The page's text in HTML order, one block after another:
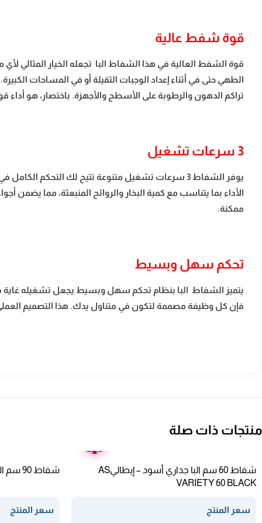
قوة شفط عالية
الطهي حتى في أثناء إعداد الوجبات الثقيلة أو في المساحات
تراكم الدهون والرطوبة على الأسطح والأجهزة. باختصار، هو أداء
3 سرعات تشغيل
يوفر الشفاط 3 سرعات تشغيل متنوعة تتيح لك
الأداء بما يتناسب مع كمية البخار والروائح المنبعثة، مما
ممكنة.
تحكم سهل وبسيط
يتميز الشفاط البا بنظام تحكم سهل وبسيط يجعل تشغيله غاية
فإن كل وظيفة مصممة لتكون في متناول يدك. هذا التصميم
منتجات ذات صلة
شفاط 60 سم البا جداري أسود – إيطاليAS
VARIETY 60 BLACK
سعر المنتج
شفاط 90 سم البا جداري – ستيل PCH6491TGW
سعر المنتج